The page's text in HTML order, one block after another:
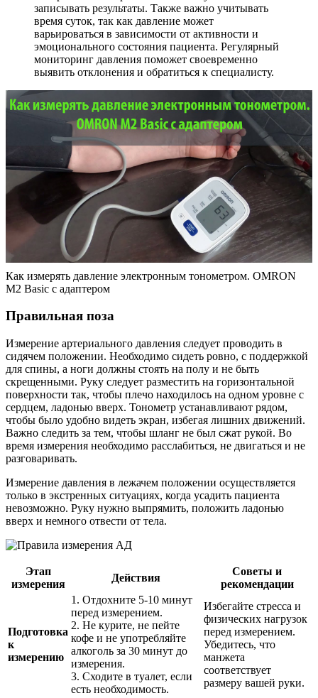
записывать результаты. Также важно учитывать
время суток, так как давление может
варьироваться в зависимости от активности и
эмоционального состояния пациента. Регулярный
мониторинг давления поможет своевременно
выявить отклонения и обратиться к специалисту.
Как измерять давление электронным тонометром. OMRON
M2 Basic с адаптером
Правильная поза
Измерение артериального давления следует проводить в
сидячем положении. Необходимо сидеть ровно, с поддержкой
для спины, а ноги должны стоять на полу и не быть
скрещенными. Руку следует разместить на горизонтальной
поверхности так, чтобы плечо находилось на одном уровне с
сердцем, ладонью вверх. Тонометр устанавливают рядом,
чтобы было удобно видеть экран, избегая лишних движений.
Важно следить за тем, чтобы шланг не был сжат рукой. Во
время измерения необходимо расслабиться, не двигаться и не
разговаривать.
Измерение давления в лежачем положении осуществляется
только в экстренных ситуациях, когда усадить пациента
невозможно. Руку нужно выпрямить, положить ладонью
вверх и немного отвести от тела.
Этап
измерения
Действия
Советы и
рекомендации
Подготовка
к
измерению
1. Отдохните 5-10 минут
перед измерением.
2. Не курите, не пейте
кофе и не употребляйте
алкоголь за 30 минут до
измерения.
3. Сходите в туалет, если
есть необходимость.
Избегайте стресса и
физических нагрузок
перед измерением.
Убедитесь, что
манжета
соответствует
размеру вашей руки.